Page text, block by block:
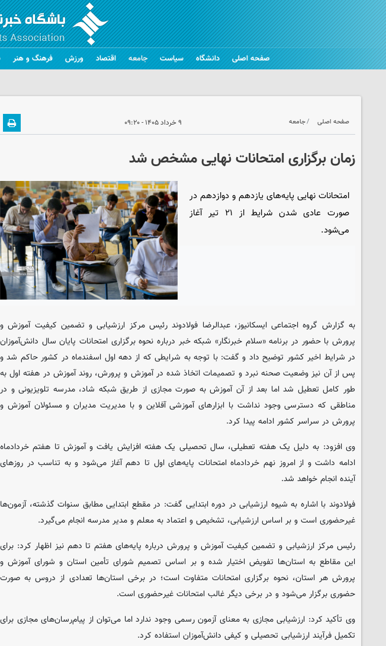
صفحه اصلی دانشگاه سیاست جامعه اقتصاد ورزش فرهنگ و هنر
صفحه اصلی جامعه ۹ خرداد ۱۴۰۵ - ۰۹:۲۰
زمان برگزاری امتحانات نهایی مشخص شد
امتحانات نهایی پایه‌های یازدهم و دوازدهم در
صورت عادی شدن شرایط از ۲۱ تیر آغاز
می‌شود.
به گزارش گروه اجتماعی ایسکانیوز، عبدالرضا فولادوند رئیس مرکز ارزشیابی و تضمین کیفیت آموزش و
پرورش با حضور در برنامه «سلام خبرنگار» شبکه خبر درباره نحوه برگزاری امتحانات پایان سال دانش‌آموزان
در شرایط اخیر کشور توضیح داد و گفت: با توجه به شرایطی که از دهه اول اسفندماه در کشور حاکم شد و
پس از آن نیز وضعیت صحنه نبرد و تصمیمات اتخاذ شده در آموزش و پرورش، روند آموزش در هفته اول به
طور کامل تعطیل شد اما بعد از آن آموزش به صورت مجازی از طریق شبکه شاد، مدرسه تلویزیونی و در
مناطقی که دسترسی وجود نداشت با ابزارهای آموزشی آفلاین و با مدیریت مدیران و مسئولان آموزش و
پرورش در سراسر کشور ادامه پیدا کرد.
وی افزود: به دلیل یک هفته تعطیلی، سال تحصیلی یک هفته افزایش یافت و آموزش تا هفتم خردادماه
ادامه داشت و از امروز نهم خردادماه امتحانات پایه‌های اول تا دهم آغاز می‌شود و به تناسب در روزهای
آینده انجام خواهد شد.
فولادوند با اشاره به شیوه ارزشیابی در دوره ابتدایی گفت: در مقطع ابتدایی مطابق سنوات گذشته، آزمون‌ها
غیرحضوری است و بر اساس ارزشیابی، تشخیص و اعتماد به معلم و مدیر مدرسه انجام می‌گیرد.
رئیس مرکز ارزشیابی و تضمین کیفیت آموزش و پرورش درباره پایه‌های هفتم تا دهم نیز اظهار کرد: برای
این مقاطع به استان‌ها تفویض اختیار شده و بر اساس تصمیم شورای تأمین استان و شورای آموزش و
پرورش هر استان، نحوه برگزاری امتحانات متفاوت است؛ در برخی استان‌ها تعدادی از دروس به صورت
حضوری برگزار می‌شود و در برخی دیگر غالب امتحانات غیرحضوری است.
وی تأکید کرد: ارزشیابی مجازی به معنای آزمون رسمی وجود ندارد اما می‌توان از پیام‌رسان‌های مجازی برای
تکمیل فرآیند ارزشیابی تحصیلی و کیفی دانش‌آموزان استفاده کرد.